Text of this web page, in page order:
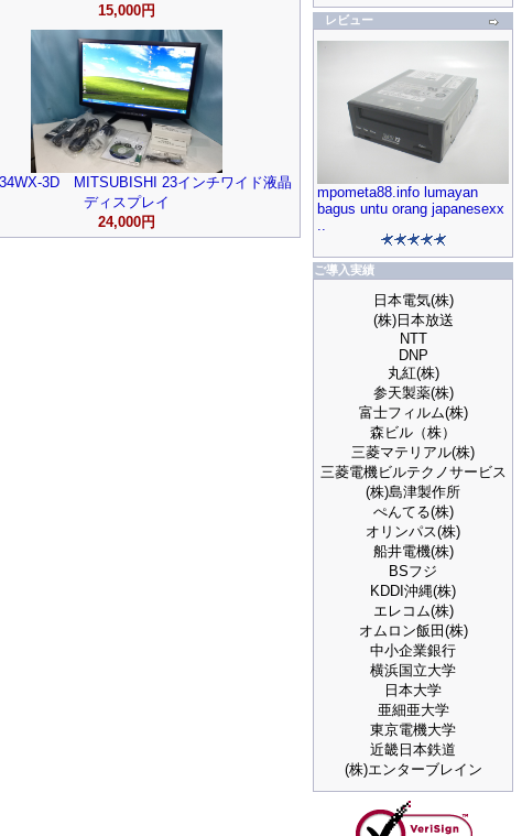
15,000円
3D MITSUBISHI 23インチワイド液晶
ディスプレイ
24,000円
レビュー
mpometa88.info lumayan
bagus untu orang japanesexx
..
ご導入実績
日本電気(株)
(株)日本放送
NTT
DNP
丸紅(株)
参天製薬(株)
富士フィルム(株)
森ビル（株）
三菱マテリアル(株)
三菱電機ビルテクノサービス
(株)島津製作所
ぺんてる(株)
オリンパス(株)
船井電機(株)
BSフジ
KDDI沖縄(株)
エレコム(株)
オムロン飯田(株)
中小企業銀行
横浜国立大学
日本大学
亜細亜大学
東京電機大学
近畿日本鉄道
(株)エンターブレイン